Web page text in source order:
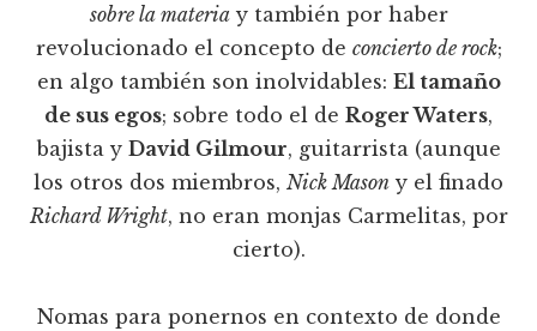
sobre la materiay también por haber
revolucionado el concepto de concierto de rock;
en algo también son inolvidables: El tamaño
de sus egos; sobre todo el de Roger Waters,
bajista y David Gilmour, guitarrista (aunque
los otros dos miembros, Nick Mason y el finado
Richard Wright, no eran monjas Carmelitas, por
cierto).
Nomas para ponernos en contexto de donde